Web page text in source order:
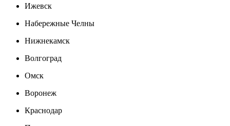
Ижевск
Набережные Челны
Нижнекамск
Волгоград
Омск
Воронеж
Краснодар